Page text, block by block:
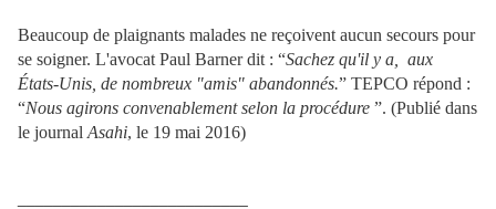
Beaucoup de plaignants malades ne reçoivent aucun secours pour
se soigner. L'avocat Paul Barner dit : “Sachez qu'il y a, aux
États-Unis, de nombreux "amis" abandonnés.” TEPCO répond :
“Nous agirons convenablement selon la procédure ”. (Publié dans
le journal Asahi, le 19 mai 2016)